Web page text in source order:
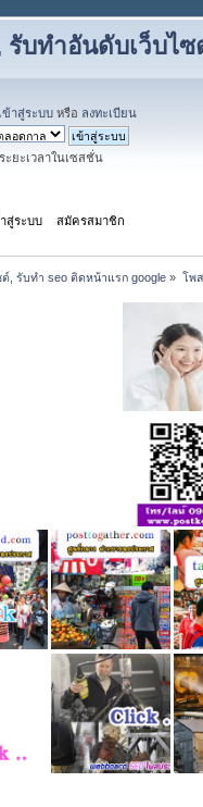
รับทำอันดับเว็บไ
เข้าสู่ระบบ หรือ ลงทะเบียน
ยะเวลาในเซสชั่น
สู่ระบบ สมัครสมาชิก
, รับทำ seo ติดหน้าแรก google » โพ